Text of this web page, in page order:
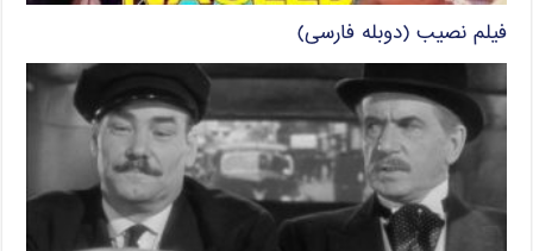
فیلم نصیب (دوبله فارسی)